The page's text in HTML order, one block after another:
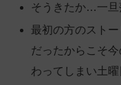
そうきたか…一
最初の方のスト
だったからこそ
わってしまい土